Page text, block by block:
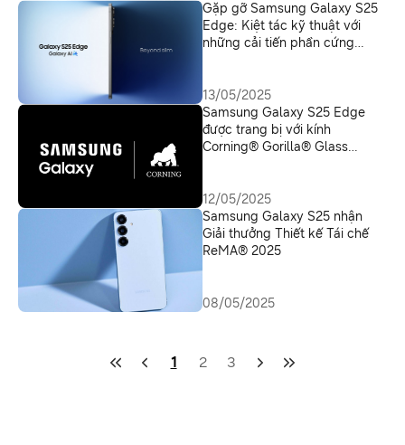
Gặp gỡ Samsung Galaxy S25
Edge: Kiệt tác kỹ thuật với
những cải tiến phần cứng
13/05/2025
Samsung Galaxy S25 Edge
được trang bị với kính
Corning® Gorilla® Glass
12/05/2025
Samsung Galaxy S25 nhận
Giải thưởng Thiết kế Tái chế
ReMA® 2025
08/05/2025
1 2 3